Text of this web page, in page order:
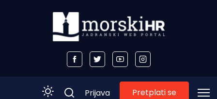
Prijava Pretplati se